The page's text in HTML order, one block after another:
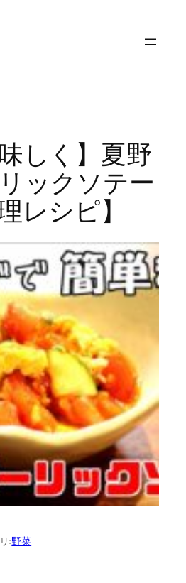
しく】夏野
ックソテー
レシピ】
:野菜